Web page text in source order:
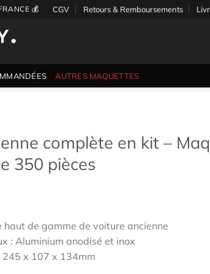
💰 CGV Retours & Remboursements
AUTRES MAQUETTES
complète en kit –
350 pièces
de gamme de voiture ancienne
: Aluminium anodisé et inox
245 x 107 x 134mm